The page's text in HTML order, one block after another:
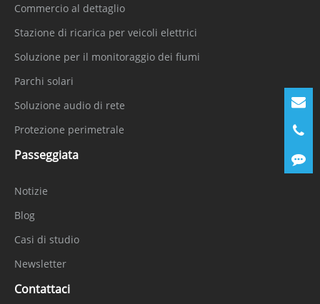
Commercio al dettaglio
Stazione di ricarica per veicoli elettrici
Soluzione per il monitoraggio dei fiumi
Parchi solari
Soluzione audio di rete
Protezione perimetrale
Passeggiata
Notizie
Blog
Casi di studio
Newsletter
Contattaci